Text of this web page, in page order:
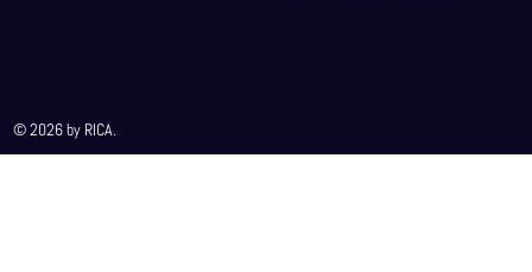
© 2026 by RICA.